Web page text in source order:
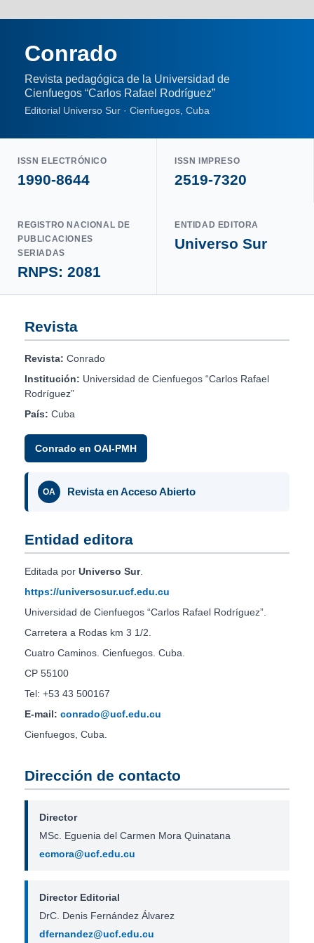
Conrado
Revista pedagógica de la Universidad de
Cienfuegos “Carlos Rafael Rodríguez”
Editorial Universo Sur · Cienfuegos, Cuba
ISSN ELECTRÓNICO
1990-8644
ISSN IMPRESO
2519-7320
REGISTRO NACIONAL DE
PUBLICACIONES
SERIADAS
RNPS: 2081
ENTIDAD EDITORA
Universo Sur
Revista
Revista: Conrado
Institución: Universidad de Cienfuegos “Carlos Rafael
Rodríguez”
País: Cuba
Conrado en OAI-PMH
OA Revista en Acceso Abierto
Entidad editora
Editada por Universo Sur.
https://universosur.ucf.edu.cu
Universidad de Cienfuegos “Carlos Rafael Rodríguez”.
Carretera a Rodas km 3 1/2.
Cuatro Caminos. Cienfuegos. Cuba.
CP 55100
Tel: +53 43 500167
E-mail: conrado@ucf.edu.cu
Cienfuegos, Cuba.
Dirección de contacto
Director
MSc. Eguenia del Carmen Mora Quinatana
ecmora@ucf.edu.cu
Director Editorial
DrC. Denis Fernández Álvarez
dfernandez@ucf.edu.cu